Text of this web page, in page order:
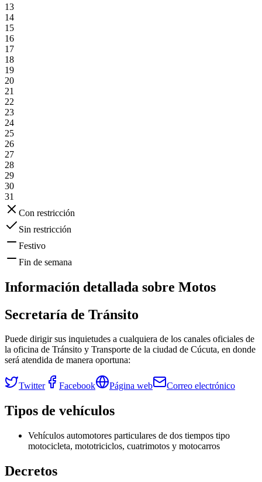
13
14
15
16
17
18
19
20
21
22
23
24
25
26
27
28
29
30
31
Con restricción
Sin restricción
Festivo
Fin de semana
Información detallada sobre Motos
Secretaría de Tránsito
Puede dirigir sus inquietudes a cualquiera de los canales oficiales de
la oficina de Tránsito y Transporte de la ciudad de Cúcuta, en donde
será atendida de manera oportuna:
Twitter Facebook Página web Correo electrónico
Tipos de vehículos
Vehículos automotores particulares de dos tiempos tipo
motocicleta, mototriciclos, cuatrimotos y motocarros
Decretos